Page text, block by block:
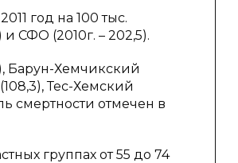
год на 100 тыс.
и СФО (2010г. – 202,5).
Барун-Хемчикский
Тес-Хемский
смертности отмечен в
группах от 55 до 74